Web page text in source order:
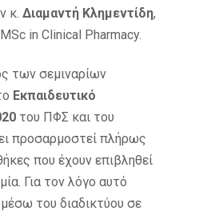
κ. Διαμαντή Κλημεντίδη,
in Clinical Pharmacy.
των σεμιναρίων
Εκπαιδευτικό
του ΠΦΣ και του
προσαρμοστεί πλήρως
που έχουν επιβληθεί
Για τον λόγο αυτό
του διαδικτύου σε